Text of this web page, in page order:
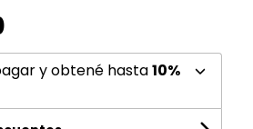
y obtené hasta10%